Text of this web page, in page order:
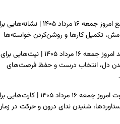
فال شمع امروز جمعه ۱۶ مرداد ۱۴۰۵ |
تکمیل کارها و روشن‌کردن خواسته‌ها
فال ابجد امروز جمعه ۱۶ مرداد ۱۴۰۵ | نیت‌هایی برای
دل، انتخاب درست و حفظ فرصت‌های
فال تاروت امروز جمعه ۱۶ مرداد ۱۴۰۵ |
شنیدن ندای درون و حرکت در